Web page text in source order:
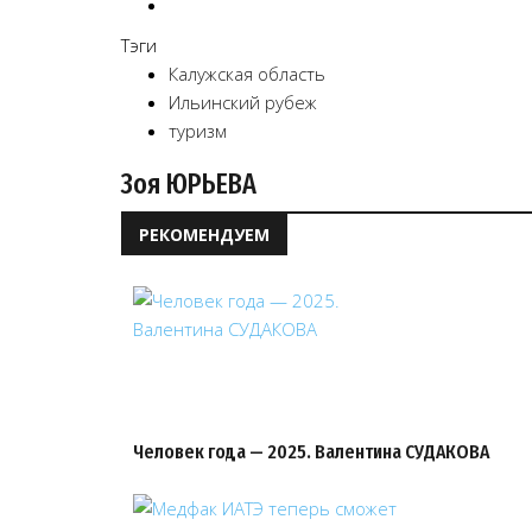
Тэги
Калужская область
Ильинский рубеж
туризм
Зоя ЮРЬЕВА
РЕКОМЕНДУЕМ
Человек года — 2025. Валентина СУДАКОВА